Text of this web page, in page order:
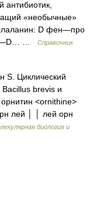
«необычные»
D фен—про
…
Справочник
S. Циклический
brevis и
<ornithine>
лей │ │ лей орн
биология и